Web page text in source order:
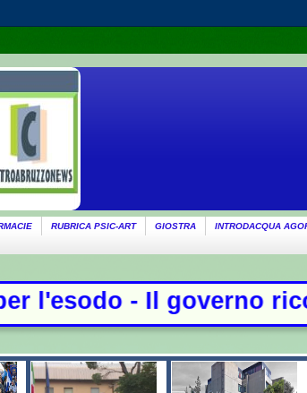
RUBRICA PSIC-ART GIOSTRA
INTRODACQUA
ricorda